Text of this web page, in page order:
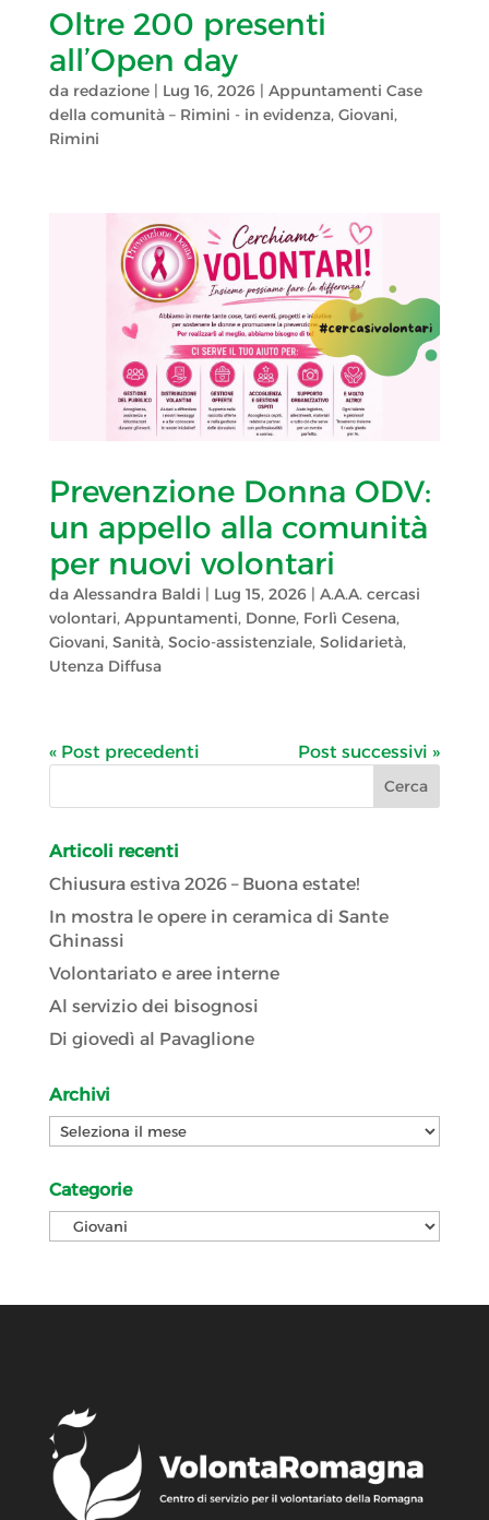
Oltre 200 presenti
all’Open day
da redazione| Lug 16, 2026| Appuntamenti Case
della comunità – Rimini - in evidenza, Giovani,
Rimini
Prevenzione Donna ODV:
un appello alla comunità
per nuovi volontari
da Alessandra Baldi | Lug 15, 2026| A.A.A. cercasi
volontari, Appuntamenti, Donne, Forlì Cesena,
Giovani, Sanità, Socio-assistenziale, Solidarietà,
Utenza Diffusa
« Post precedenti Post successivi »
Articoli recenti
Chiusura estiva 2026 – Buona estate!
In mostra le opere in ceramica di Sante
Ghinassi
Volontariato e aree interne
Al servizio dei bisognosi
Di giovedì al Pavaglione
Archivi
Archivi
Categorie
Categorie